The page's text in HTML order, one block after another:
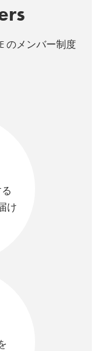
のメンバー制度
け